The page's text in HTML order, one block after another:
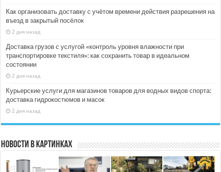
Как организовать доставку с учётом времени действия разрешения на
въезд в закрытый посёлок
2 дня назад
Доставка грузов с услугой «контроль уровня влажности при
транспортировке текстиля»: как сохранить товар в идеальном
состоянии
2 дня назад
Курьерские услуги для магазинов товаров для водных видов спорта:
доставка гидрокостюмов и масок
2 дня назад
Новости в картинках